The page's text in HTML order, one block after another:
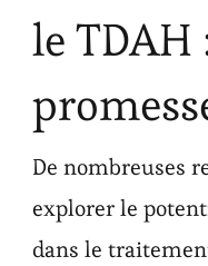
le TDAH
De nombreuses
explorer le
dans le